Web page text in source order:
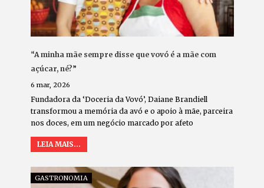
“A minha mãe sempre disse que vovó é a mãe com
açúcar, né?”
6 mar, 2026
Fundadora da ‘Doceria da Vovó’, Daiane Brandiell
transformou a memória da avó e o apoio à mãe, parceira
nos doces, em um negócio marcado por afeto
LEIA MAIS...
GASTRONOMIA